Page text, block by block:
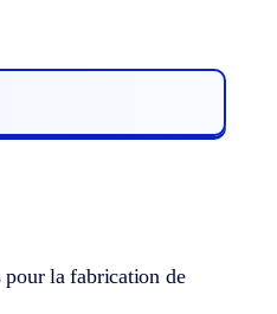
pour la fabrication de